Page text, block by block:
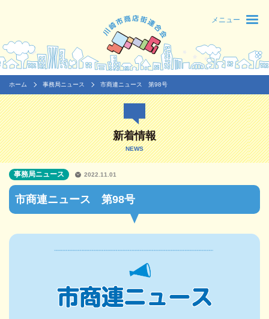
メニュー
ホーム 事務局ニュース 市商連ニュース 第98号
新着情報
NEWS
市商連ニュース 第98号
事務局ニュース 2022.11.01